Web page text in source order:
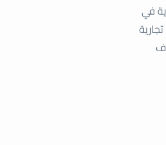
التجارية في
آلاف درهم ولا تزيد عن 10 آلاف